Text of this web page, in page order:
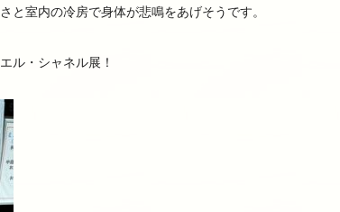
と室内の冷房で身体が悲鳴をあげそうです。
ル・シャネル展！